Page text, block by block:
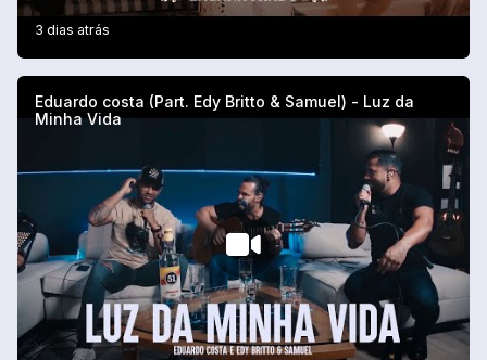
3 dias atrás
Eduardo costa (Part. Edy Britto & Samuel) - Luz da
Minha Vida